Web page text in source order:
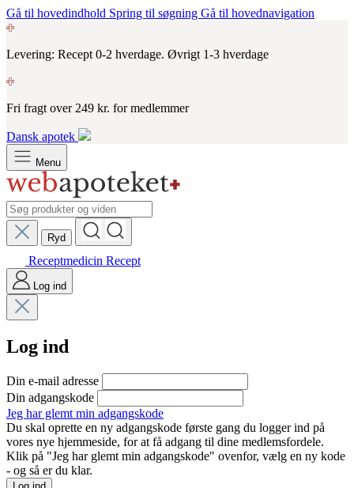
Gå til hovedindhold Spring til søgning Gå til hovednavigation
Levering: Recept 0-2 hverdage. Øvrigt 1-3 hverdage
Fri fragt over 249 kr. for medlemmer
Dansk apotek
Menu
Ryd
Receptmedicin Recept
Log ind
Log ind
Din e-mail adresse
Din adgangskode
Jeg har glemt min adgangskode
Du skal oprette en ny adgangskode første gang du logger ind på
vores nye hjemmeside, for at få adgang til dine medlemsfordele.
Klik på "Jeg har glemt min adgangskode" ovenfor, vælg en ny kode
- og så er du klar.